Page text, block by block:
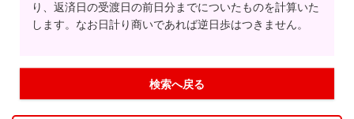
り、返済日の受渡日の前日分までについたものを計算いた
します。なお日計り商いであれば逆日歩はつきません。
検索へ戻る